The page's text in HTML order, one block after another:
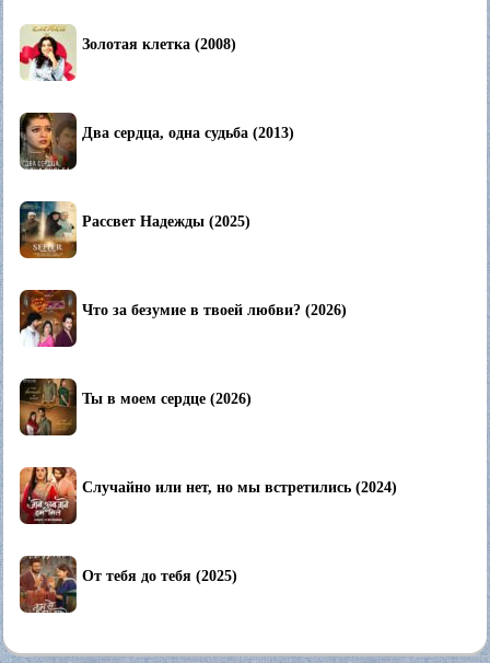
Золотая клетка (2008)
Два сердца, одна судьба (2013)
Рассвет Надежды (2025)
Что за безумие в твоей любви? (2026)
Ты в моем сердце (2026)
Случайно или нет, но мы встретились (2024)
От тебя до тебя (2025)